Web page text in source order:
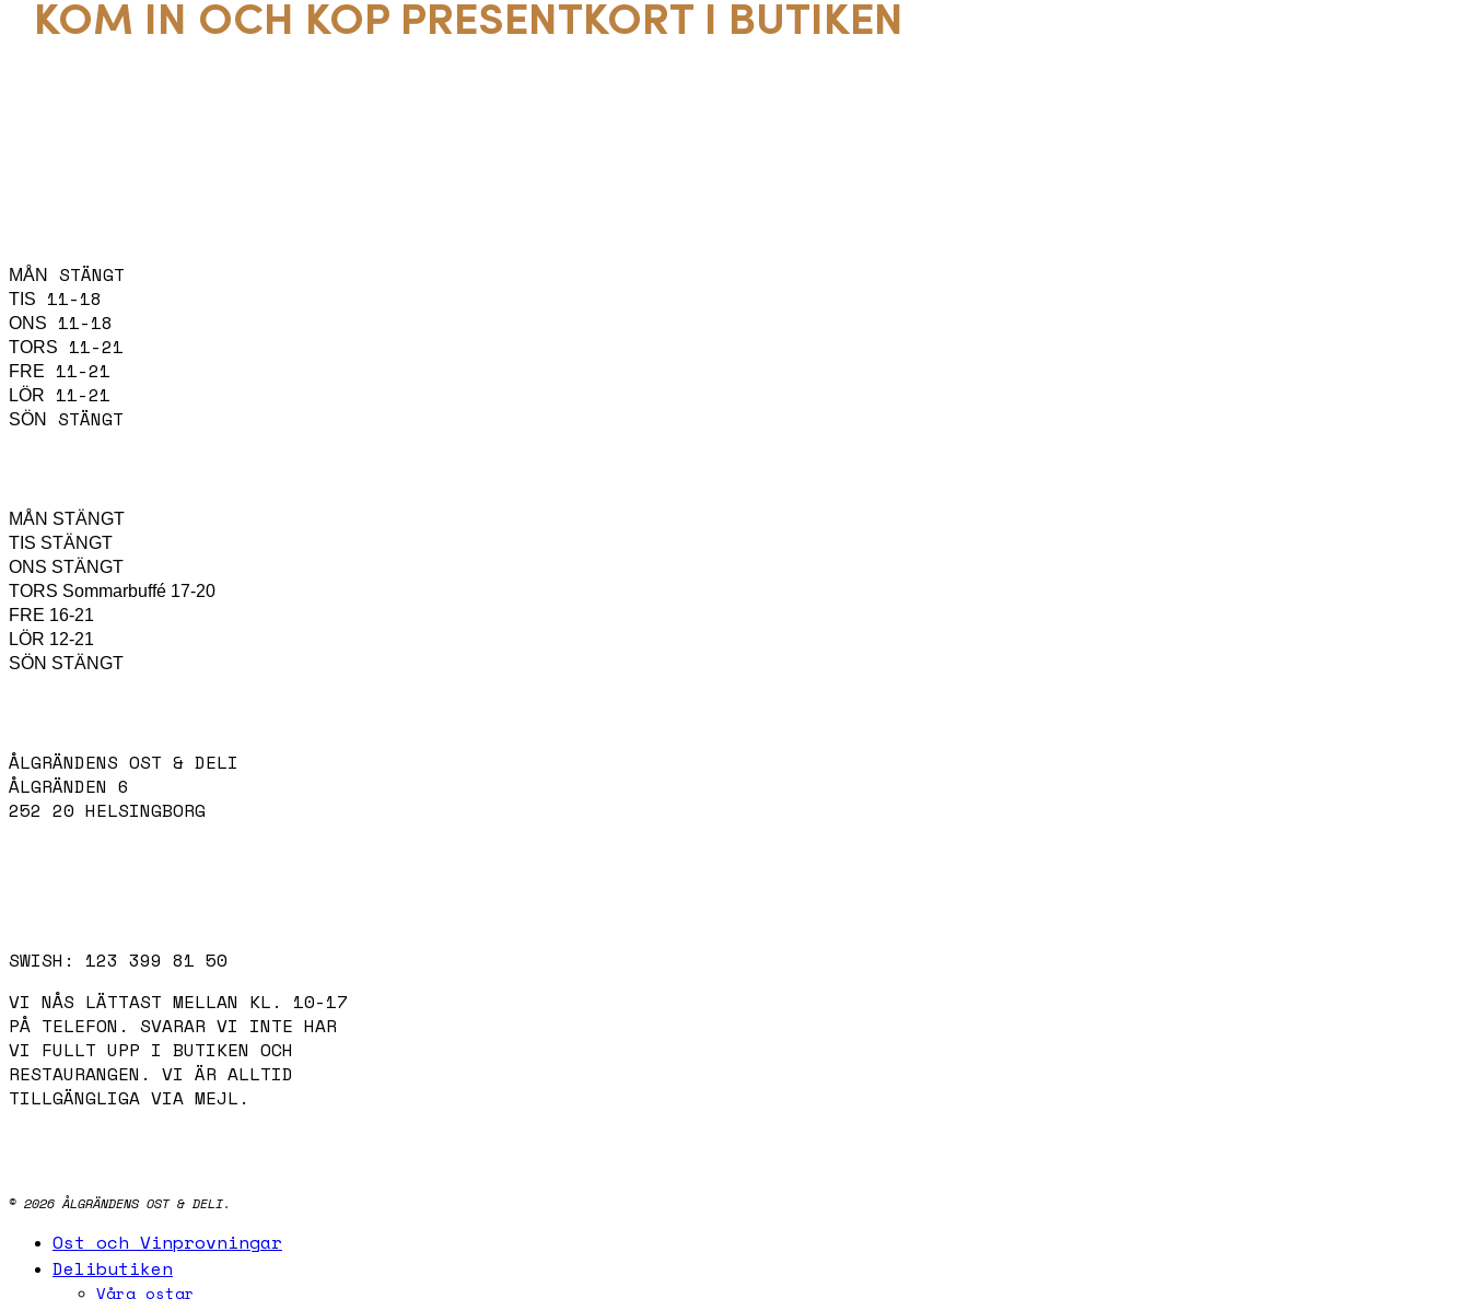
KOM IN OCH KÖP PRESENTKORT I BUTIKEN
MÅN STÄNGT
TIS 11-18
ONS 11-18
TORS 11-21
FRE 11-21
LÖR 11-21
SÖN STÄNGT
MÅN STÄNGT
TIS STÄNGT
ONS STÄNGT
TORS Sommarbuffé 17-20
FRE 16-21
LÖR 12-21
SÖN STÄNGT
ÅLGRÄNDENS OST & DELI
ÅLGRÄNDEN 6
252 20 HELSINGBORG
SWISH: 123 399 81 50
VI NÅS LÄTTAST MELLAN KL. 10-17
PÅ TELEFON. SVARAR VI INTE HAR
VI FULLT UPP I BUTIKEN OCH
RESTAURANGEN. VI ÄR ALLTID
TILLGÄNGLIGA VIA MEJL.
© 2026 ÅLGRÄNDENS OST & DELI.
Close
Ost och Vinprovningar
Delibutiken
Våra ostar